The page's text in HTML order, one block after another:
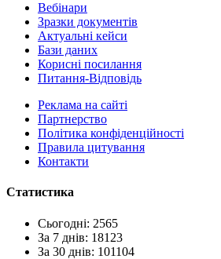
Вебінари
Зразки документів
Актуальні кейси
Бази даних
Корисні посилання
Питання-Відповідь
Реклама на сайтi
Партнерство
Політика конфіденційності
Правила цитування
Контакти
Статистика
Сьогодні: 2565
За 7 днів: 18123
За 30 днів: 101104